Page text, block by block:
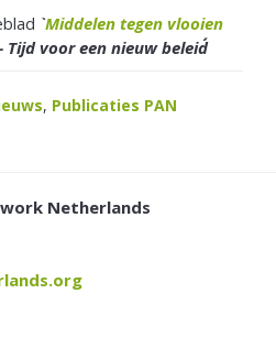
`Middelen tegen vlooien
Tijd voor een nieuw beleid´
, Publicaties PAN
Netherlands